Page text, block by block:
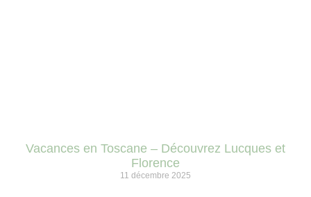
Vacances en Toscane – Découvrez Lucques et
Florence
11 décembre 2025